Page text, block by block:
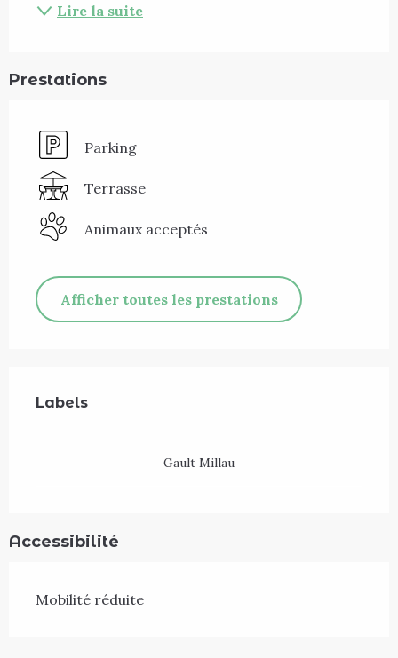
Lire la suite
Prestations
Parking
Terrasse
Animaux acceptés
Afficher toutes les prestations
Labels
Labels
Gault Millau
Accessibilité
Mobilité réduite